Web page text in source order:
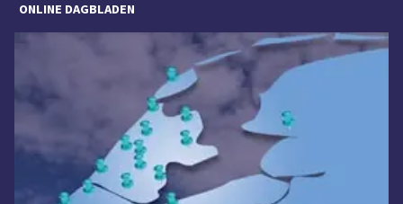
ONLINE DAGBLADEN